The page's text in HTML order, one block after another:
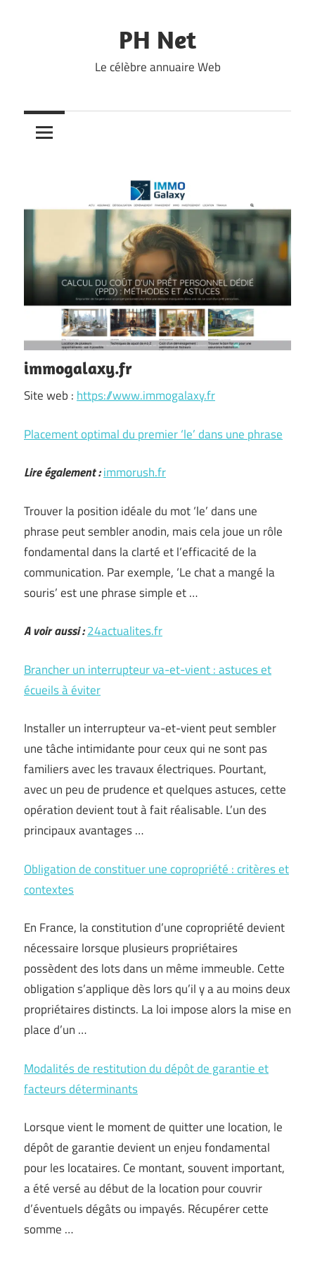
PH Net
Le célèbre annuaire Web
immogalaxy.fr
Site web : https://www.immogalaxy.fr
Placement optimal du premier ‘le’ dans une phrase
Lire également :immorush.fr
Trouver la position idéale du mot ‘le’ dans une
phrase peut sembler anodin, mais cela joue un rôle
fondamental dans la clarté et l’efficacité de la
communication. Par exemple, ‘Le chat a mangé la
souris’ est une phrase simple et …
A voir aussi :24actualites.fr
Brancher un interrupteur va-et-vient : astuces et
écueils à éviter
Installer un interrupteur va-et-vient peut sembler
une tâche intimidante pour ceux qui ne sont pas
familiers avec les travaux électriques. Pourtant,
avec un peu de prudence et quelques astuces, cette
opération devient tout à fait réalisable. L’un des
principaux avantages …
Obligation de constituer une copropriété : critères et
contextes
En France, la constitution d’une copropriété devient
nécessaire lorsque plusieurs propriétaires
possèdent des lots dans un même immeuble. Cette
obligation s’applique dès lors qu’il y a au moins deux
propriétaires distincts. La loi impose alors la mise en
place d’un …
Modalités de restitution du dépôt de garantie et
facteurs déterminants
Lorsque vient le moment de quitter une location, le
dépôt de garantie devient un enjeu fondamental
pour les locataires. Ce montant, souvent important,
a été versé au début de la location pour couvrir
d’éventuels dégâts ou impayés. Récupérer cette
somme …